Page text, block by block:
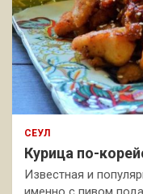
СЕУЛ
Курица по-
Известная и